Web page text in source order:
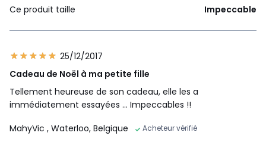
Ce produit taille Impeccable
25/12/2017
Cadeau de Noël à ma petite fille
Tellement heureuse de son cadeau, elle les a
immédiatement essayées ... Impeccables !!
MahyVic , Waterloo, Belgique Acheteur vérifié